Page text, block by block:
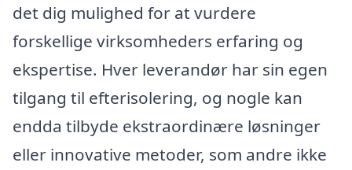
det dig mulighed for at vurdere
forskellige virksomheders erfaring og
ekspertise. Hver leverandør har sin egen
tilgang til efterisolering, og nogle kan
endda tilbyde ekstraordinære løsninger
eller innovative metoder, som andre ikke